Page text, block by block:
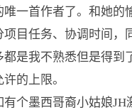
一首作者了。和她
目任务、协调时间
是我不熟悉但是得
的上限。
墨西哥裔小姑娘JH